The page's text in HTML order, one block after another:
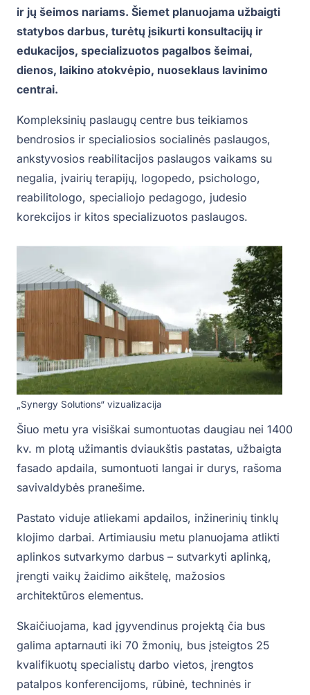
ir jų šeimos nariams. Šiemet planuojama užbaigti
statybos darbus, turėtų įsikurti konsultacijų ir
edukacijos, specializuotos pagalbos šeimai,
dienos, laikino atokvėpio, nuoseklaus lavinimo
centrai.
Kompleksinių paslaugų centre bus teikiamos
bendrosios ir specialiosios socialinės paslaugos,
ankstyvosios reabilitacijos paslaugos vaikams su
negalia, įvairių terapijų, logopedo, psichologo,
reabilitologo, specialiojo pedagogo, judesio
korekcijos ir kitos specializuotos paslaugos.
„Synergy Solutions“ vizualizacija
Šiuo metu yra visiškai sumontuotas daugiau nei 1400
kv. m plotą užimantis dviaukštis pastatas, užbaigta
fasado apdaila, sumontuoti langai ir durys, rašoma
savivaldybės pranešime.
Pastato viduje atliekami apdailos, inžinerinių tinklų
klojimo darbai. Artimiausiu metu planuojama atlikti
aplinkos sutvarkymo darbus – sutvarkyti aplinką,
įrengti vaikų žaidimo aikštelę, mažosios
architektūros elementus.
Skaičiuojama, kad įgyvendinus projektą čia bus
galima aptarnauti iki 70 žmonių, bus įsteigtos 25
kvalifikuotų specialistų darbo vietos, įrengtos
patalpos konferencijoms, rūbinė, techninės ir